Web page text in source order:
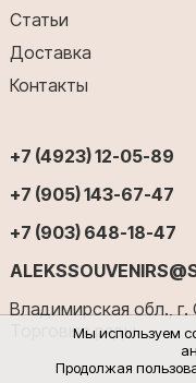
Мы используем
Продолжая
Статьи
Доставка
Контакты
+7 (4923) 12-05-89
+7 (905) 143-67-47
+7 (903) 648-18-47
Владимирская обл., г.
Торговые ряды